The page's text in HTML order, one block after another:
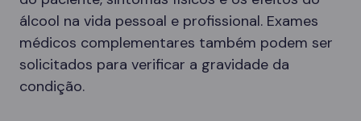
álcool na vida pessoal e profissional. Exames
médicos complementares também podem ser
solicitados para verificar a gravidade da
condição.